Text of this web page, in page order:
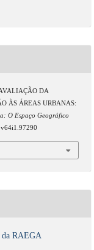
DA
ÀS ÁREAS URBANAS:
O Espaço Geográfico
da RAEGA